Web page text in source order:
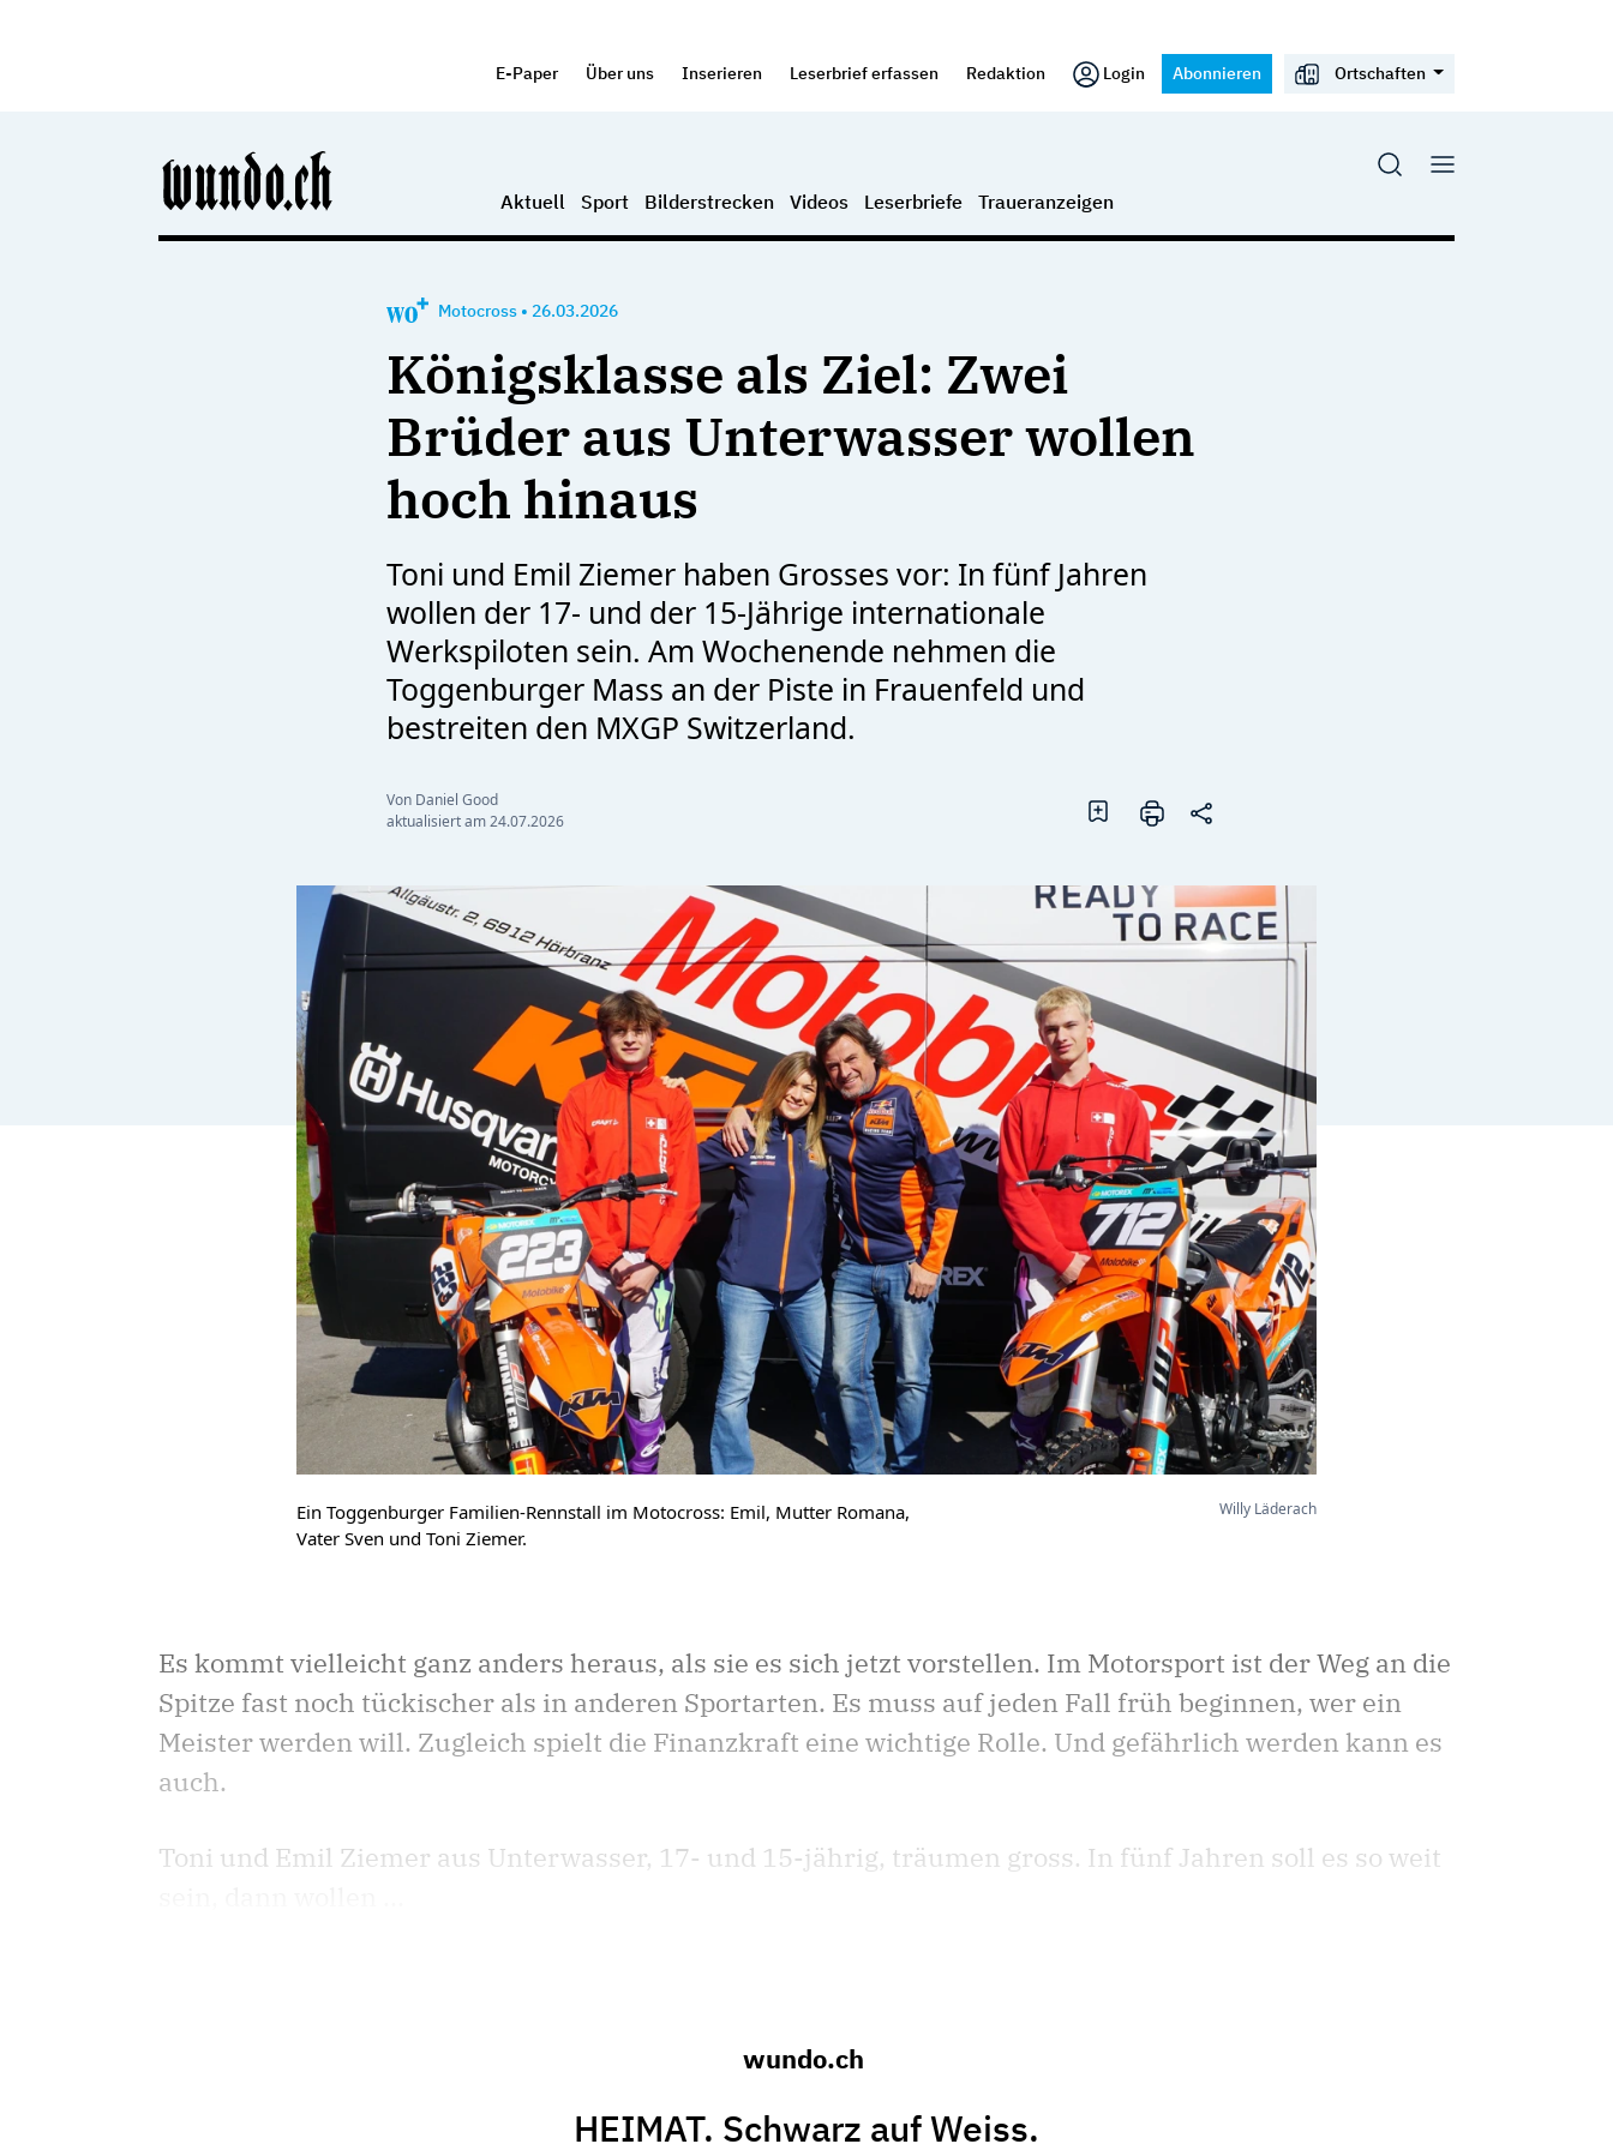
E-Paper Über uns Inserieren Leserbrief erfassen Redaktion Login Abonnieren Ortschaften
Aktuell Sport Bilderstrecken Videos Leserbriefe Traueranzeigen
Motocross • 26.03.2026
Königsklasse als Ziel: Zwei
Brüder aus Unterwasser wollen
hoch hinaus
Toni und Emil Ziemer haben Grosses vor: In fünf Jahren
wollen der 17- und der 15-Jährige internationale
Werkspiloten sein. Am Wochenende nehmen die
Toggenburger Mass an der Piste in Frauenfeld und
bestreiten den MXGP Switzerland.
Von Daniel Good
aktualisiert am24.07.2026
Ein Toggenburger Familien-Rennstall im Motocross: Emil, Mutter Romana,
Vater Sven und Toni Ziemer.
Willy Läderach
Es kommt vielleicht ganz anders heraus, als sie es sich jetzt vorstellen. Im Motorsport ist der Weg an die
Spitze fast noch tückischer als in anderen Sportarten. Es muss auf jeden Fall früh beginnen, wer ein
Meister werden will. Zugleich spielt die Finanzkraft eine wichtige Rolle. Und gefährlich werden kann es
auch.
Toni und Emil Ziemer aus Unterwasser, 17- und 15-jährig, träumen gross. In fünf Jahren soll es so weit
wundo.ch
HEIMAT. Schwarz auf Weiss.